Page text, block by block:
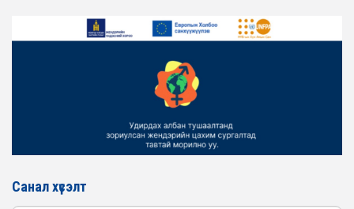
ТӨЛӨӨЛӨЛ ЗАМ ТЭЭВРИЙН ЯАМАНД АЖИЛЛАВ
ЖЕНДЭРИЙН ҮНДЭСНИЙ ХОРООНЫ АЖЛЫН АЛБАНЫ
ТӨЛӨӨЛӨЛ БАТЛАН ХАМГААЛАХ ЯАМАНД
Санал хүсэлт